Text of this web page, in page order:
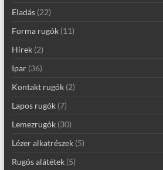
Eladás(22)
Forma rugók(11)
Hírek(2)
Ipar(36)
Kontakt rugók(2)
Lapos rugók(7)
Lemezrugók(30)
Lézer alkatrészek(5)
Rugós alátétek(5)